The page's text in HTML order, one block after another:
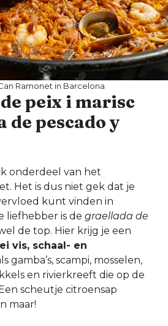
Ramonet in Barcelona
peix i marisc
pescado y
onderdeel van het
Het is dus niet gek dat je
kunt vinden in
liefhebber is de graellada de
de top. Hier krijg je een
vis, schaal- en
gamba’s, scampi, mosselen,
en rivierkreeft die op de
scheutje citroensap
maar!